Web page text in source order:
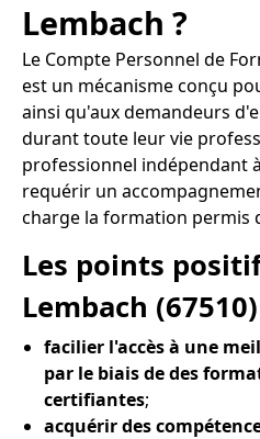
Lembach ?
Le Compte Personnel de
est un mécanisme conçu
ainsi qu'aux demandeurs
durant toute leur vie
professionnel indépendant
requérir un
charge la formation permis
Les points
Lembach
facilier l'accès à une
par le biais de des
certifiantes;
acquérir des